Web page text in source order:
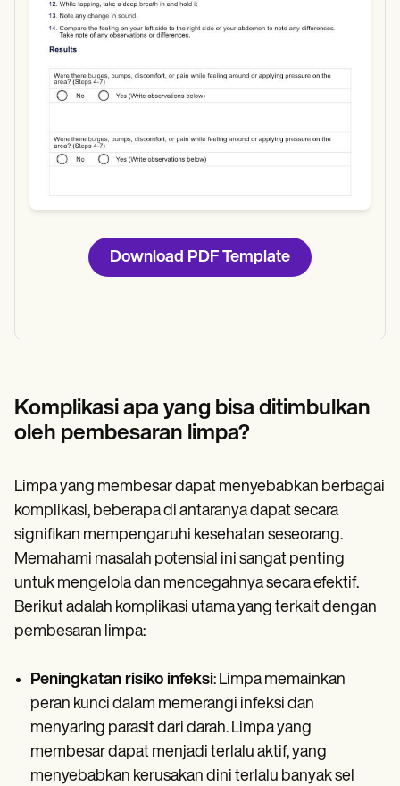
Download PDF Template
Komplikasi apa yang bisa ditimbulkan
oleh pembesaran limpa?
Limpa yang membesar dapat menyebabkan berbagai
komplikasi, beberapa di antaranya dapat secara
signifikan mempengaruhi kesehatan seseorang.
Memahami masalah potensial ini sangat penting
untuk mengelola dan mencegahnya secara efektif.
Berikut adalah komplikasi utama yang terkait dengan
pembesaran limpa:
Peningkatan risiko infeksi: Limpa memainkan
peran kunci dalam memerangi infeksi dan
menyaring parasit dari darah. Limpa yang
membesar dapat menjadi terlalu aktif, yang
menyebabkan kerusakan dini terlalu banyak sel